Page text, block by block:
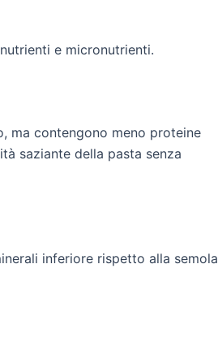
e micronutrienti.
ma contengono meno proteine
saziante della pasta senza
inferiore rispetto alla semola